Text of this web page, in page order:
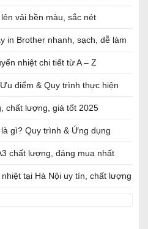
vải bền màu, sắc nét
in Brother nhanh, sạch, dễ làm
nhiệt chi tiết từ A – Z
điểm & Quy trình thực hiện
chất lượng, giá tốt 2025
gì? Quy trình & Ứng dụng
chất lượng, đáng mua nhất
tại Hà Nội uy tín, chất lượng